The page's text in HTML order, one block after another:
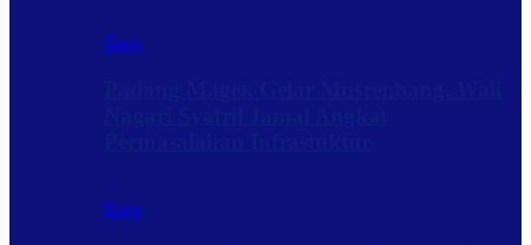
Baru
Baru